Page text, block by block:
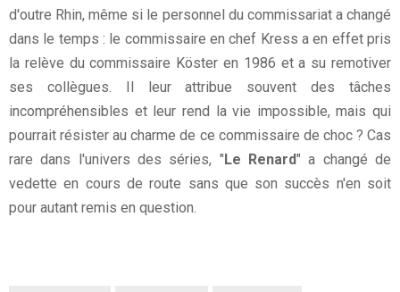
d'outre Rhin, même si le personnel du commissariat a changé
dans le temps : le commissaire en chef Kress a en effet pris
la relève du commissaire Köster en 1986 et a su remotiver
ses collègues. Il leur attribue souvent des tâches
incompréhensibles et leur rend la vie impossible, mais qui
pourrait résister au charme de ce commissaire de choc ? Cas
rare dans l'univers des séries, "Le Renard" a changé de
vedette en cours de route sans que son succès n'en soit
pour autant remis en question.